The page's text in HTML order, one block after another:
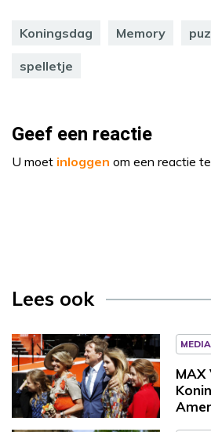
Koningsdag Memory
spelletje
Geef een reactie
U moet inloggen om een reactie
Lees ook
MAX